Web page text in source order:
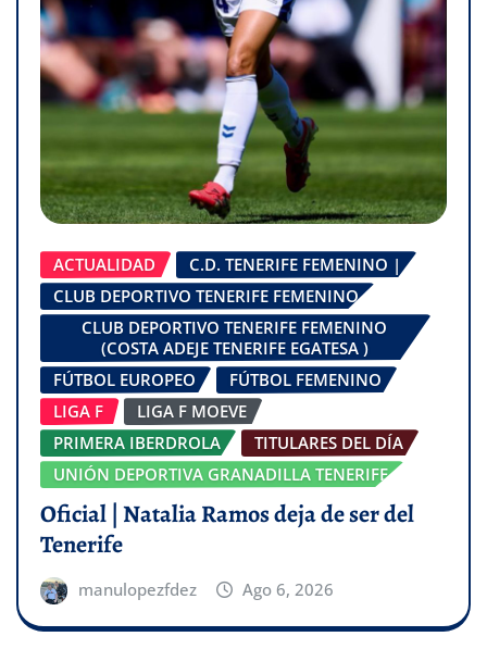
ACTUALIDAD
C.D. TENERIFE FEMENINO |
CLUB DEPORTIVO TENERIFE FEMENINO
CLUB DEPORTIVO TENERIFE FEMENINO
(COSTA ADEJE TENERIFE EGATESA )
FÚTBOL EUROPEO
FÚTBOL FEMENINO
LIGA F
LIGA F MOEVE
PRIMERA IBERDROLA
TITULARES DEL DÍA
UNIÓN DEPORTIVA GRANADILLA TENERIFE
Oficial | Natalia Ramos deja de ser del
Tenerife
manulopezfdez Ago 6, 2026